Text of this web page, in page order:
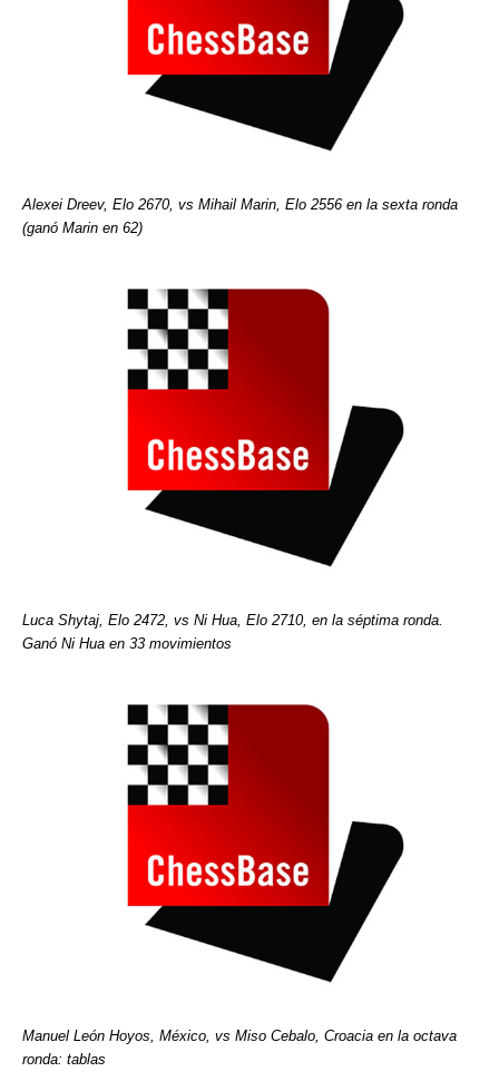
Alexei Dreev, Elo 2670, vs Mihail Marin, Elo 2556 en la sexta ronda
(ganó Marin en 62)
Luca Shytaj, Elo 2472, vs Ni Hua, Elo 2710, en la séptima ronda.
Ganó Ni Hua en 33 movimientos
Manuel León Hoyos, México, vs Miso Cebalo, Croacia en la octava
ronda: tablas